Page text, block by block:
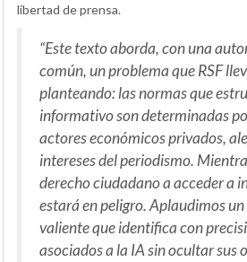
libertad de prensa.
“Este texto aborda, con una
común, un problema que RSF
planteando: las normas que
informativo son determinadas
actores económicos privados,
intereses del periodismo.
derecho ciudadano a acceder a
estará en peligro. Aplaudimos
valiente que identifica con
asociados a la IA sin ocultar sus